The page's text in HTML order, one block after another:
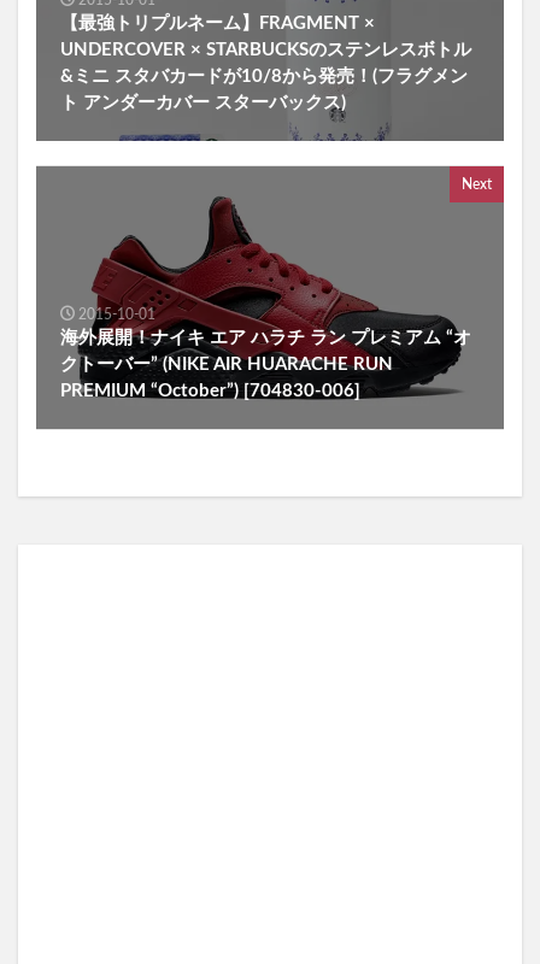
【最強トリプルネーム】FRAGMENT ×
UNDERCOVER × STARBUCKSのステンレスボトル
&ミニ スタバカードが10/8から発売！(フラグメン
ト アンダーカバー スターバックス)
Next
2015-10-01
海外展開！ナイキ エア ハラチ ラン プレミアム “オ
クトーバー” (NIKE AIR HUARACHE RUN
PREMIUM “October”) [704830-006]